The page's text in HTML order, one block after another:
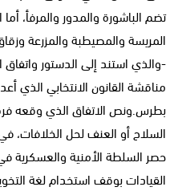
تضم الباشورة والمدور والمرفأ،
المريسة والمصيطبة والمزرعة
-والذي استند إلى الدستور واتفاق
مناقشة القانون الانتخابي الذي
بطرس.ونص الاتفاق الذي وقعه
السلاح أو العنف لحل الخلافات،
حصر السلطة الأمنية والعسكرية في
القيادات بوقف استخدام لغة